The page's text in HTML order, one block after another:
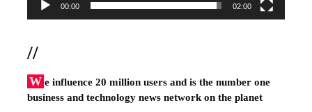
00:00 02:00
//
W e influence 20 million users and is the number one
business and technology news network on the planet